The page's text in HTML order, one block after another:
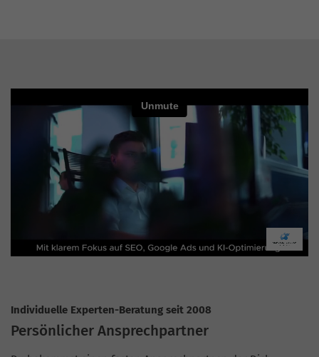
Individuelle Experten-Beratung seit 2008
Persönlicher Ansprechpartner